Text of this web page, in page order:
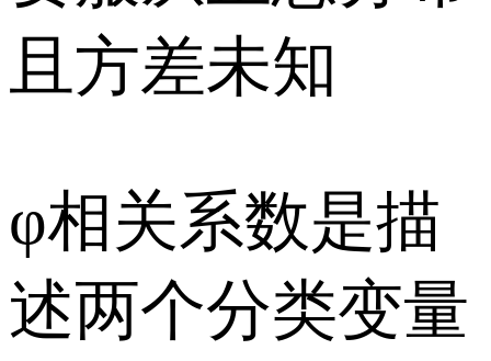
且方差未知
φ相关系数是描
述两个分类变量